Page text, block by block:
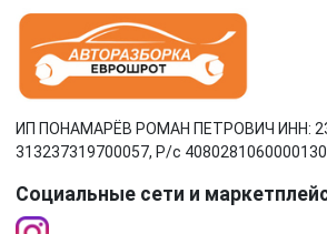
ИП ПОНАМАРЁВ РОМАН ПЕТРОВИЧ ИНН:
313237319700057, Р/c
Социальные сети и